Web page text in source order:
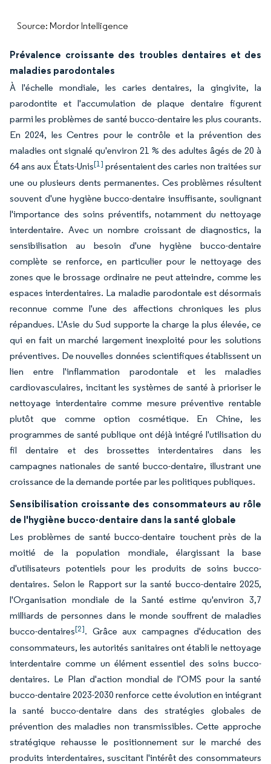
Source: Mordor Intelligence
Prévalence croissante des troubles dentaires et des
maladies parodontales
À l'échelle mondiale, les caries dentaires, la gingivite, la
parodontite et l'accumulation de plaque dentaire figurent
parmi les problèmes de santé bucco-dentaire les plus courants.
En 2024, les Centres pour le contrôle et la prévention des
maladies ont signalé qu'environ 21 % des adultes âgés de 20 à
64 ans aux États-Unis[1] présentaient des caries non traitées sur
une ou plusieurs dents permanentes. Ces problèmes résultent
souvent d'une hygiène bucco-dentaire insuffisante, soulignant
l'importance des soins préventifs, notamment du nettoyage
interdentaire. Avec un nombre croissant de diagnostics, la
sensibilisation au besoin d'une hygiène bucco-dentaire
complète se renforce, en particulier pour le nettoyage des
zones que le brossage ordinaire ne peut atteindre, comme les
espaces interdentaires. La maladie parodontale est désormais
reconnue comme l'une des affections chroniques les plus
répandues. L'Asie du Sud supporte la charge la plus élevée, ce
qui en fait un marché largement inexploité pour les solutions
préventives. De nouvelles données scientifiques établissent un
lien entre l'inflammation parodontale et les maladies
cardiovasculaires, incitant les systèmes de santé à prioriser le
nettoyage interdentaire comme mesure préventive rentable
plutôt que comme option cosmétique. En Chine, les
programmes de santé publique ont déjà intégré l'utilisation du
fil dentaire et des brossettes interdentaires dans les
campagnes nationales de santé bucco-dentaire, illustrant une
croissance de la demande portée par les politiques publiques.
Sensibilisation croissante des consommateurs au rôle
de l'hygiène bucco-dentaire dans la santé globale
Les problèmes de santé bucco-dentaire touchent près de la
moitié de la population mondiale, élargissant la base
d'utilisateurs potentiels pour les produits de soins bucco-
dentaires. Selon le Rapport sur la santé bucco-dentaire 2025,
l'Organisation mondiale de la Santé estime qu'environ 3,7
milliards de personnes dans le monde souffrent de maladies
bucco-dentaires[2]. Grâce aux campagnes d'éducation des
consommateurs, les autorités sanitaires ont établi le nettoyage
interdentaire comme un élément essentiel des soins bucco-
dentaires. Le Plan d'action mondial de l'OMS pour la santé
bucco-dentaire 2023-2030 renforce cette évolution en intégrant
la santé bucco-dentaire dans des stratégies globales de
prévention des maladies non transmissibles. Cette approche
stratégique rehausse le positionnement sur le marché des
produits interdentaires, suscitant l'intérêt des consommateurs